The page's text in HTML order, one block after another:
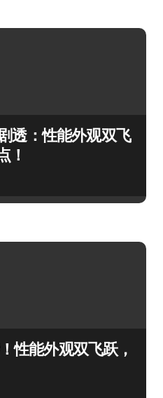
透：性能外观双飞
！
性能外观双飞跃，